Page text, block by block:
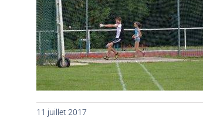
11 juillet 2017